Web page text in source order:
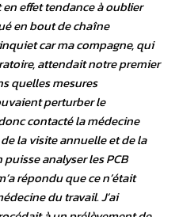
effet tendance à oublier
en bout de chaîne
car ma compagne, qui
attendait notre premier
quelles mesures
perturber le
contacté la médecine
la visite annuelle et de la
analyser les PCB
répondu que ce n’était
du travail. J’ai